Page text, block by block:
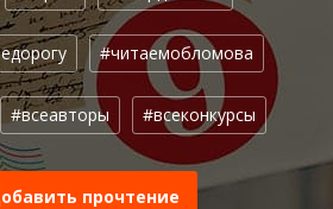
#читаемобломова
#всеавторы #всеконкурсы
прочтение